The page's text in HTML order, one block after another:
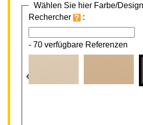
Wählen Sie hier Farbe/
Rechercher
:
- 70 verfügbare Referenzen
‹